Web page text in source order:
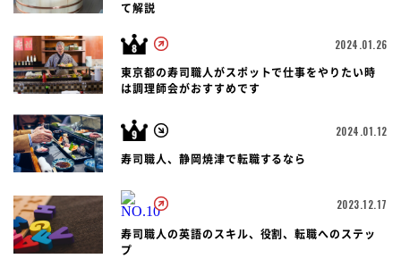
て解説
2024.01.26
東京都の寿司職人がスポットで仕事をやりたい時
は調理師会がおすすめです
2024.01.12
寿司職人、静岡焼津で転職するなら
2023.12.17
寿司職人の英語のスキル、役割、転職へのステッ
プ